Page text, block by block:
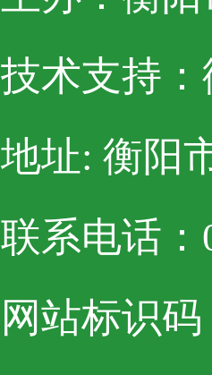
技术支持
地址: 衡阳
联系电话
网站标识码